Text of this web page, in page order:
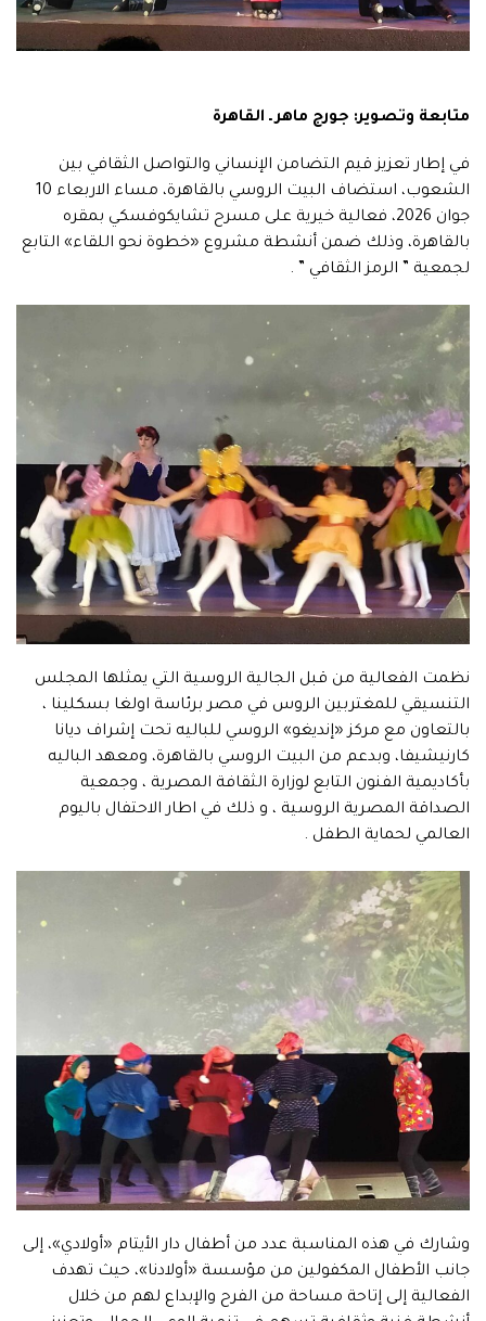
متابعة وتصوير: جورج ماهر ـ القاهرة
في إطار تعزيز قيم التضامن الإنساني والتواصل الثقافي بين
الشعوب، استضاف البيت الروسي بالقاهرة، مساء الاربعاء 10
جوان 2026، فعالية خيرية على مسرح تشايكوفسكي بمقره
بالقاهرة، وذلك ضمن أنشطة مشروع «خطوة نحو اللقاء» التابع
لجمعية ” الرمز الثقافي ” .
نظمت الفعالية من قبل الجالية الروسية التي يمثلها المجلس
التنسيقي للمغتربين الروس في مصر برئاسة اولغا بسكلينا ،
بالتعاون مع مركز «إنديغو» الروسي للباليه تحت إشراف ديانا
كارنيشيفا، وبدعم من البيت الروسي بالقاهرة، ومعهد الباليه
بأكاديمية الفنون التابع لوزارة الثقافة المصرية ، وجمعية
الصداقة المصرية الروسية ، و ذلك في اطار الاحتفال باليوم
العالمي لحماية الطفل .
وشارك في هذه المناسبة عدد من أطفال دار الأيتام «أولادي»، إلى
جانب الأطفال المكفولين من مؤسسة «أولادنا»، حيث تهدف
الفعالية إلى إتاحة مساحة من الفرح والإبداع لهم من خلال